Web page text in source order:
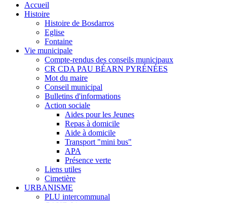
Accueil
Histoire
Histoire de Bosdarros
Eglise
Fontaine
Vie municipale
Compte-rendus des conseils municipaux
CR CDA PAU BÉARN PYRÉNÉES
Mot du maire
Conseil municipal
Bulletins d'informations
Action sociale
Aides pour les Jeunes
Repas à domicile
Aide à domicile
Transport "mini bus"
APA
Présence verte
Liens utiles
Cimetière
URBANISME
PLU intercommunal